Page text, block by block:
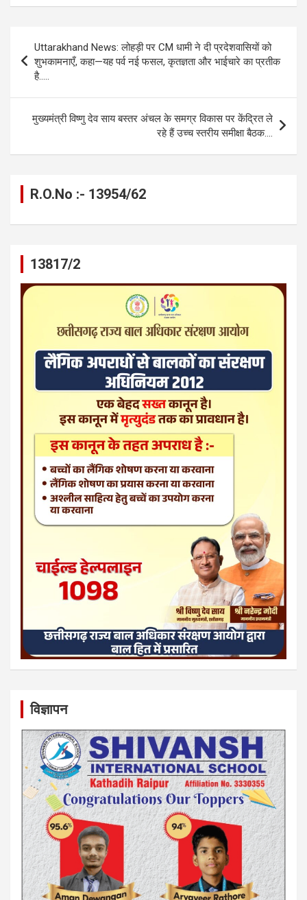
ce
o
o
k
se
g
at
A
p
e
gr
a
ail py
Li
n
ar
e
navigation
Uttarakhand News: लोहड़ी पर CM धामी ने दी प्रदेशवासियों को
शुभकामनाएँ, कहा—यह पर्व नई फसल, कृतज्ञता और भाईचारे का प्रतीक
है…..
मुख्यमंत्री विष्णु देव साय बस्तर अंचल के समग्र विकास पर केंद्रित ले
रहे हैं उच्च स्तरीय समीक्षा बैठक….
R.O.No :- 13954/62
13817/2
विज्ञापन